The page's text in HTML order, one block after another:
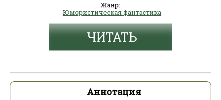
Жанр:
Юмористическая фантастика
ЧИТАТЬ
Аннотация